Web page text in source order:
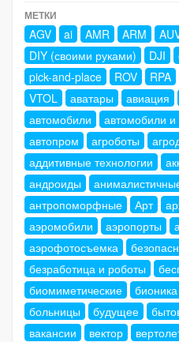
МЕТКИ
AGV ai AMR ARM
DIY (своими руками)
DJI
pick-and-place
ROV RPA
VTOL
аватары авиация
автомобили
автомобили
автопром
агроботы
аддитивные технологии
андроиды
антропоморфные
Арт
аэромобили
аэропорты
аэрофотосъемка
безработица и роботы
биомиметические
бионика
больницы
будущее
вакансии
вектор